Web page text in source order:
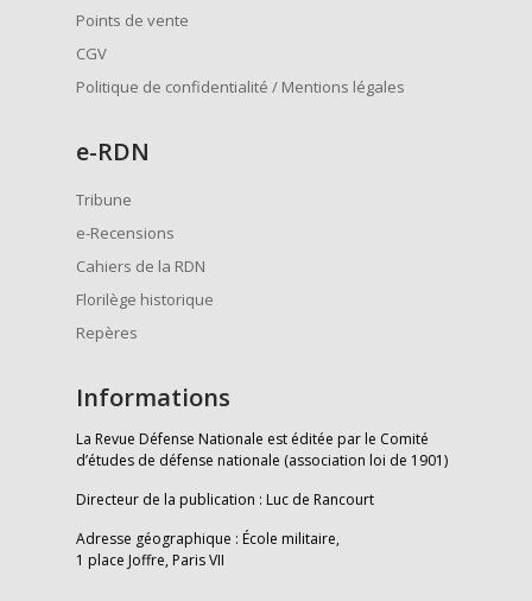
Points de vente
CGV
Politique de confidentialité / Mentions légales
e-RDN
Tribune
e-Recensions
Cahiers de la RDN
Florilège historique
Repères
Informations
La Revue Défense Nationale est éditée par le Comité
d’études de défense nationale (association loi de 1901)
Directeur de la publication : Luc de Rancourt
Adresse géographique : École militaire,
1 place Joffre, Paris VII